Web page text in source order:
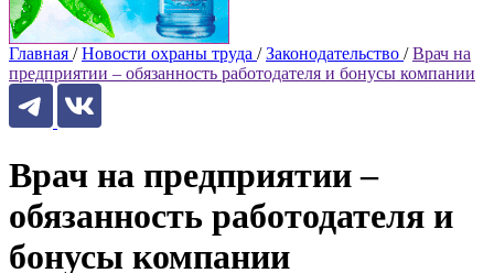
Главная / Новости охраны труда / Законодательство / Врач на
предприятии – обязанность работодателя и бонусы компании
Врач на предприятии –
обязанность работодателя и
бонусы компании